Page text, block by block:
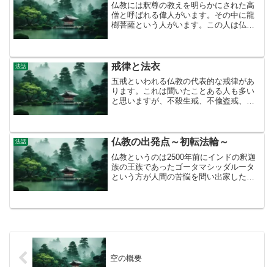
仏教には釈尊の教えを明らかにされた高
僧と呼ばれる偉人がいます。その中に龍
樹菩薩という人がいます。この人は仏教
から始まった宗教で、釈尊...
法話 戒律と法衣
五戒といわれる仏教の代表的な戒律があ
ります。これは聞いたことある人も多い
と思いますが、不殺生戒、不偸盗戒、不
言います。五悪という概念は宗派によっ
て違ったりもします。この...
法話 仏教の出発点～初転法輪～
仏教というのは2500年前にインドの釈迦
族の王族であったゴータマシッダルータ
という方が人間の苦悩を問い出家したこ
空の概要